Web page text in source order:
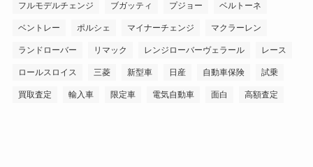
フルモデルチェンジ ブガッティ プジョー ベルトーネ
ベントレー ポルシェ マイナーチェンジ マクラーレン
ランドローバー リマック レンジローバーヴェラール レース
ロールスロイス 三菱 新型車 日産 自動車保険 試乗
買取査定 輸入車 限定車 電気自動車 面白 高額査定